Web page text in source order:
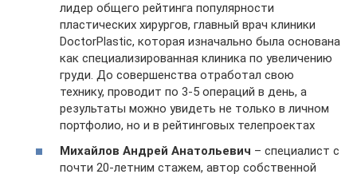
лидер общего рейтинга популярности
пластических хирургов, главный врач клиники
DoctorPlastic, которая изначально была основана
как специализированная клиника по увеличению
груди. До совершенства отработал свою
технику, проводит по 3-5 операций в день, а
результаты можно увидеть не только в личном
портфолио, но и в рейтинговых телепроектах
Михайлов Андрей Анатольевич – специалист с
почти 20-летним стажем, автор собственной